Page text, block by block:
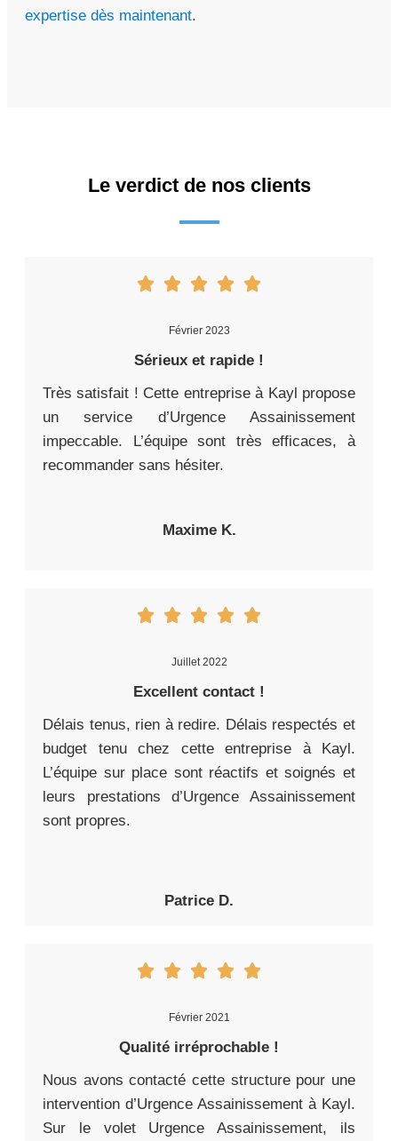
expertise dès maintenant.
Le verdict de nos clients
Février 2023
Sérieux et rapide !
Très satisfait ! Cette entreprise à Kayl propose
un service d’Urgence Assainissement
impeccable. L’équipe sont très efficaces, à
recommander sans hésiter.
Maxime K.
Juillet 2022
Excellent contact !
Délais tenus, rien à redire. Délais respectés et
budget tenu chez cette entreprise à Kayl.
L’équipe sur place sont réactifs et soignés et
leurs prestations d’Urgence Assainissement
sont propres.
Patrice D.
Février 2021
Qualité irréprochable !
Nous avons contacté cette structure pour une
intervention d’Urgence Assainissement à Kayl.
Sur le volet Urgence Assainissement, ils